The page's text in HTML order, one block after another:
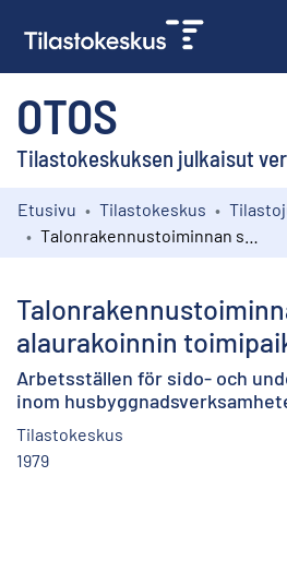
OTOS
Tilastokeskuksen julkaisut
Kokoelmat
Etusivu Tilastokeskus
alaurakoinnin
Arbetsställen för sido- och
inom
Tilastokeskus
1979